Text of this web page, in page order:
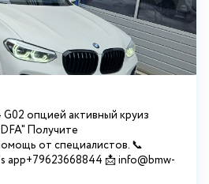
опцией активный круиз
Получите
от специалистов. 📞
app+79623668844 📩 info@bmw-